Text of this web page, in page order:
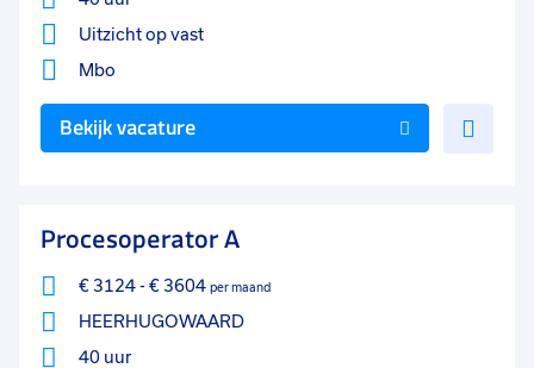
Uitzicht op vast
Mbo
Bekijk vacature
Procesoperator A
€ 3124- € 3604 per maand
HEERHUGOWAARD
40 uur